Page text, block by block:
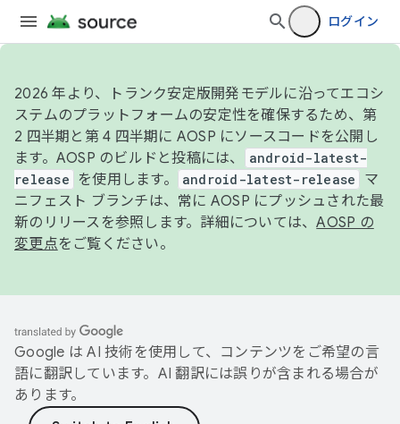
ログイン
2026 年より、トランク安定版開発モデルに沿ってエコシ
ステムのプラットフォームの安定性を確保するため、第
2 四半期と第 4 四半期に AOSP にソースコードを公開し
ます。AOSP のビルドと投稿には、
android-latest-
release
を使用します。 android-latest-release
マ
ニフェスト ブランチは、常に AOSP にプッシュされた最
新のリリースを参照します。詳細については、AOSP の
変更点をご覧ください。
Google は AI 技術を使用して、コンテンツをご希望の言
語に翻訳しています。AI 翻訳には誤りが含まれる場合が
あります。